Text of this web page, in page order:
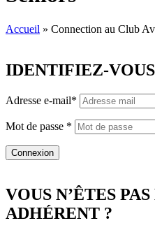
Accueil » Connection au Club
IDENTIFIEZ-VOUS
Adresse e-mail*
Mot de passe *
VOUS N’ÊTES
ADHÉRENT ?